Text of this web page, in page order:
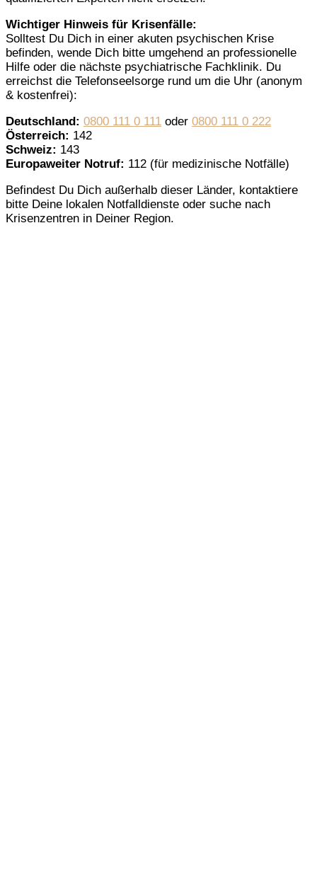
Wichtiger Hinweis für Krisenfälle:
Solltest Du Dich in einer akuten psychischen Krise
befinden, wende Dich bitte umgehend an professionelle
Hilfe oder die nächste psychiatrische Fachklinik. Du
erreichst die Telefonseelsorge rund um die Uhr (anonym
& kostenfrei):
Deutschland: 0800 111 0 111 oder 0800 111 0 222
Österreich: 142
Schweiz: 143
Europaweiter Notruf: 112 (für medizinische Notfälle)
Befindest Du Dich außerhalb dieser Länder, kontaktiere
bitte Deine lokalen Notfalldienste oder suche nach
Krisenzentren in Deiner Region.